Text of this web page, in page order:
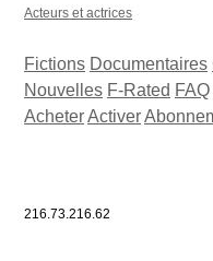
Acteurs et actrices
Fictions Documentaires
Nouvelles F-Rated FAQ
AcheterActiver
216.73.216.62